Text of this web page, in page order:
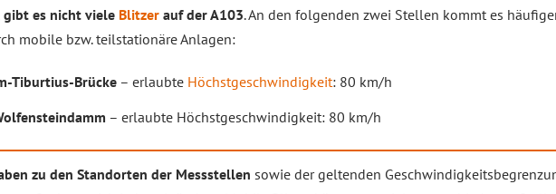
gibt es nicht viele Blitzer auf der A103. An den folgenden zwei Stellen kommt es
mobile bzw. teilstationäre Anlagen:
Tiburtius-Brücke – erlaubte Höchstgeschwindigkeit: 80 km/h
– erlaubte Höchstgeschwindigkeit: 80 km/h
zu den Standorten der Messstellen sowie der geltenden